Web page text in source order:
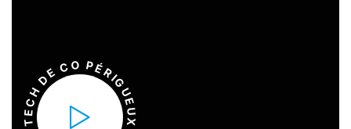
T
E
C
H
DE C O PÉRI
G
U
E
U
X